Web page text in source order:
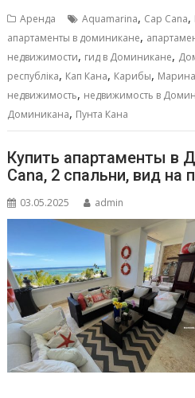
b
o
o
k
l s
A
p
p
e
n
g
er
р
а
в
и
ь
Аренда Aquamarina, Cap Cana,
апартаменты в доминикане,
недвижимости, гид в Доминикане,
республіка, Кап Кана, Карибы, Марина
недвижимость, недвижимость в
Доминикана, Пунта Кана
Купить апартаменты в
Cana, 2 спальни, вид на
03.05.2025 admin